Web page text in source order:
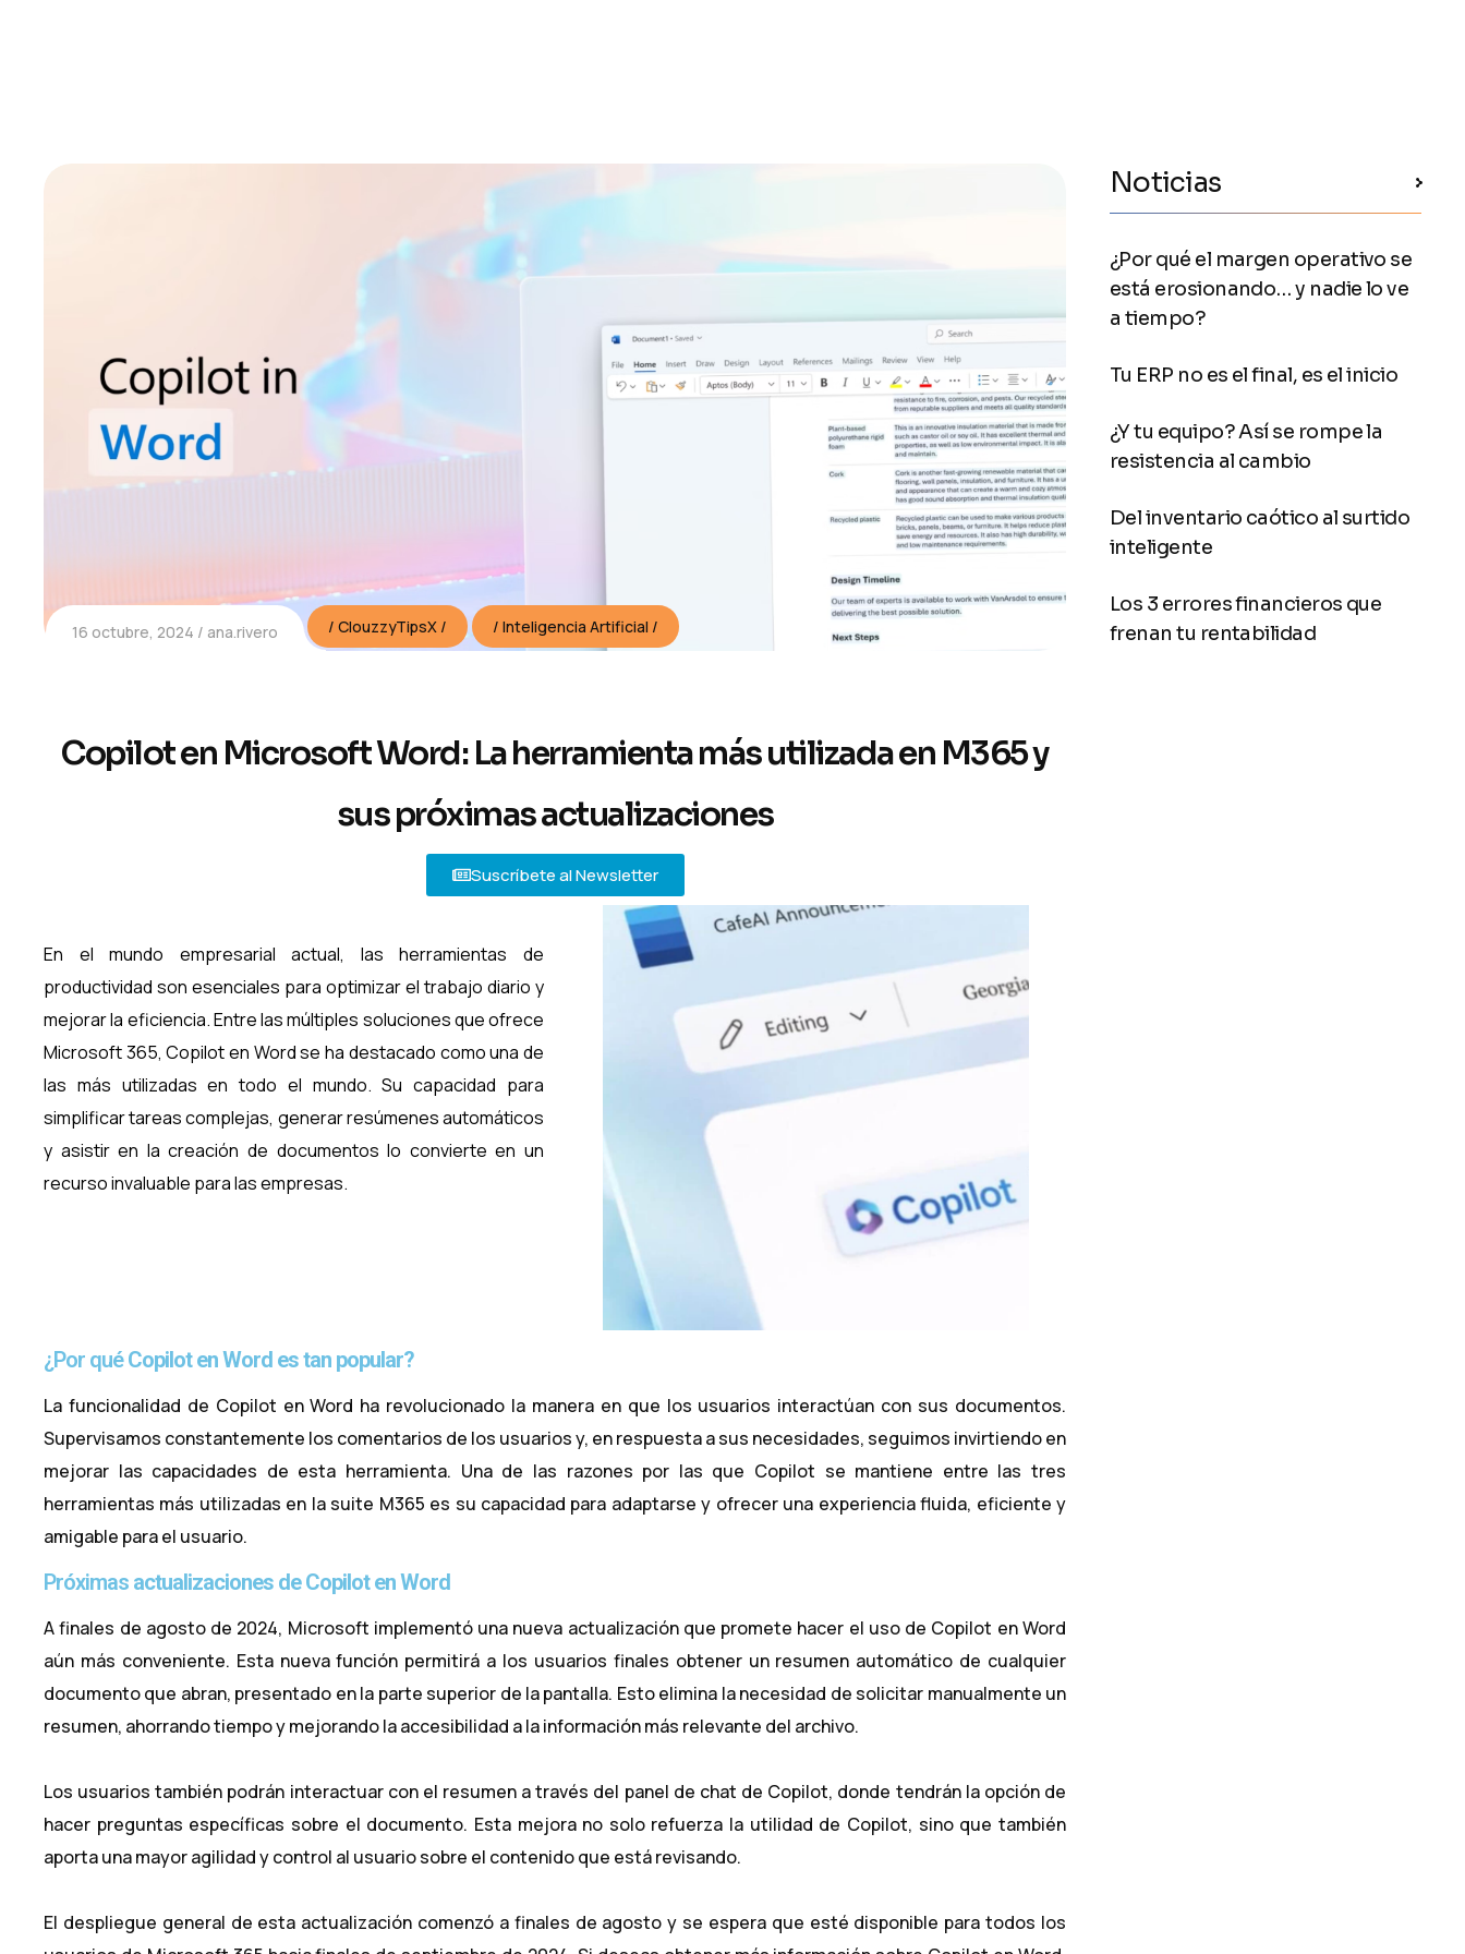
16 octubre, 2024 ana.rivero ClouzzyTipsX Inteligencia Artificial
Copilot en Microsoft Word: La herramienta másutilizada en M365 y
sus próximas actualizaciones
Suscríbete al Newsletter
En el mundo empresarial actual, las herramientas de
productividad son esenciales para optimizar el trabajo diario y
mejorar la eficiencia. Entre las múltiples soluciones que ofrece
Microsoft 365, Copilot en Word se ha destacado como una de
las más utilizadas en todo el mundo. Su capacidad para
simplificar tareas complejas, generar resúmenes automáticos
y asistir en la creación de documentos lo convierte en un
recurso invaluable para las empresas.
¿Por quéCopilot en Word es tan popular?
La funcionalidad de Copilot en Word ha revolucionado la manera en que los usuarios interactúan con sus documentos.
Supervisamos constantemente los comentarios de los usuarios y, en respuesta a sus necesidades, seguimos invirtiendo en
mejorar las capacidades de esta herramienta. Una de las razones por las que Copilot se mantiene entre las tres
herramientas más utilizadas en la suite M365 es su capacidad para adaptarse y ofrecer una experiencia fluida, eficiente y
amigable para el usuario.
Próximas actualizaciones de Copilot en Word
A finales de agosto de 2024, Microsoft implementó una nueva actualización que promete hacer el uso de Copilot en Word
aún más conveniente. Esta nueva función permitirá a los usuarios finales obtener un resumen automático de cualquier
documento que abran, presentado en la parte superior de la pantalla. Esto elimina la necesidad de solicitar manualmente un
resumen, ahorrando tiempo y mejorando la accesibilidad a la información más relevante del archivo.
Los usuarios también podrán interactuar con el resumen a través del panel de chat de Copilot, donde tendrán la opción de
hacer preguntas específicas sobre el documento. Esta mejora no solo refuerza la utilidad de Copilot, sino que también
aporta una mayor agilidad y control al usuario sobre el contenido que está revisando.
El despliegue general de esta actualización comenzó a finales de agosto y se espera que esté disponible para todos los
Noticias
¿Por qué el margen operativo se
está erosionando… y nadie lo ve
a tiempo?
Tu ERP no es el final, es el inicio
¿Y tu equipo? Así se rompe la
resistencia al cambio
Del inventario caótico al surtido
inteligente
Los 3 errores financieros que
frenan tu rentabilidad